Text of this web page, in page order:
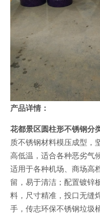
产品详情：
花都景区圆柱形不锈钢分
质不锈钢材料模压成型，
高低温，适合各种恶劣气
适用于各种机场、商场高
留，易于清洁；配置镀锌
料，尺寸精准，投口无缝
手，传志环保不锈钢垃圾